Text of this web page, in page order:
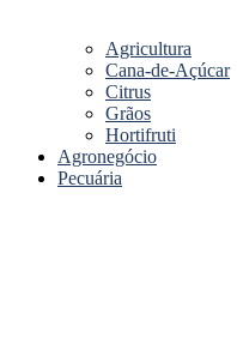
Agricultura
Cana-de-Açúcar
Citrus
Grãos
Hortifruti
Agronegócio
Pecuária